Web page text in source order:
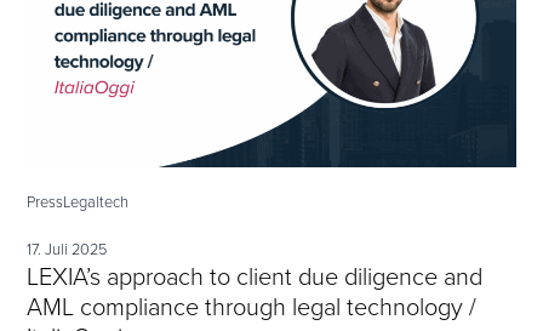
PressLegaltech
17. Juli 2025
LEXIA’s approach to client due diligence and
AML compliance through legal technology /